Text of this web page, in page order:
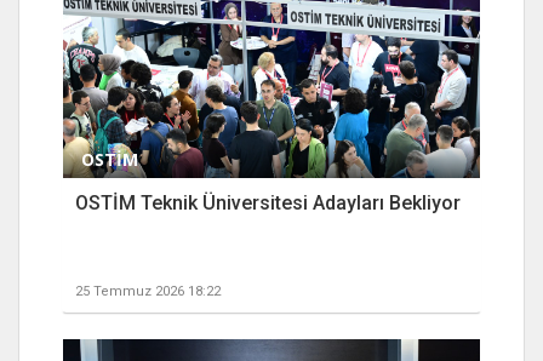
OSTİM
OSTİM Teknik Üniversitesi Adayları Bekliyor
25 Temmuz 2026 18:22